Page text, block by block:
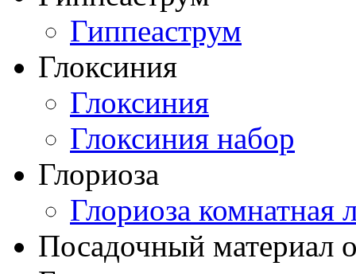
Гиппеаструм
Глоксиния
Глоксиния
Глоксиния набор
Глориоза
Глориоза комнатная
Посадочный материал